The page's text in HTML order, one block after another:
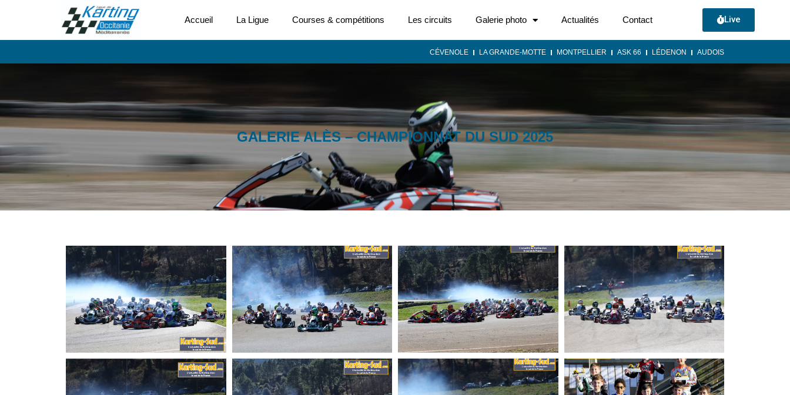
Accueil La Ligue Courses & compétitions Les circuits Galerie photo Actualités Contact Live
CÉVENOLE LA GRANDE-MOTTE MONTPELLIER ASK 66 LÉDENON AUDOIS
GALERIE ALÈS – CHAMPIONNAT DU SUD 2025